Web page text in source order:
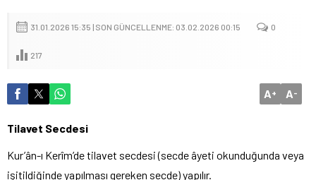
31.01.2026 15:35 | SON GÜNCELLENME: 03.02.2026 00:15 0
217
A+ A-
Tilavet Secdesi
Kur’ân-ı Kerîm’de tilavet secdesi (secde âyeti okunduğunda veya
işitildiğinde yapılması gereken secde) yapılır.